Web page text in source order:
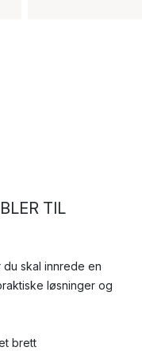
TIL
du skal innrede en
løsninger og
brett